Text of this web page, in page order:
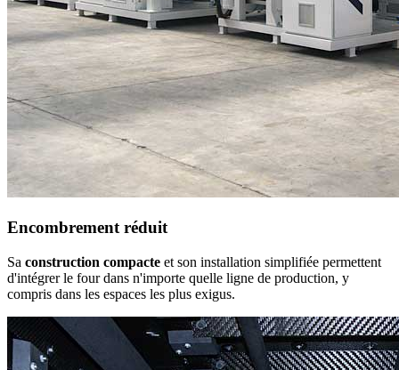
Encombrement réduit
Sa construction compacte et son installation simplifiée permettent
d'intégrer le four dans n'importe quelle ligne de production, y
compris dans les espaces les plus exigus.